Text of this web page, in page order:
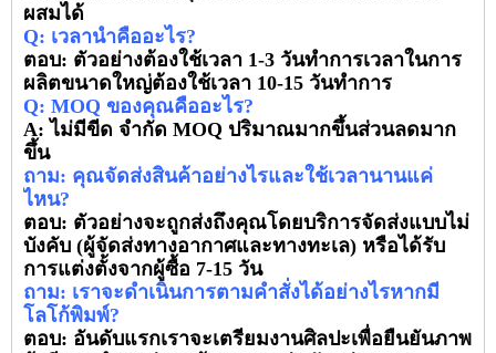
ผสมได้
Q: เวลานำคืออะไร?
ตอบ: ตัวอย่างต้องใช้เวลา 1-3 วันทำการเวลาในการ
ผลิตขนาดใหญ่ต้องใช้เวลา 10-15 วันทำการ
Q: MOQ ของคุณคืออะไร?
A: ไม่มีขีด จำกัด MOQ ปริมาณมากขึ้นส่วนลดมาก
ขึ้น
ถาม: คุณจัดส่งสินค้าอย่างไรและใช้เวลานานแค่
ไหน?
ตอบ: ตัวอย่างจะถูกส่งถึงคุณโดยบริการจัดส่งแบบไม่
บังคับ (ผู้จัดส่งทางอากาศและทางทะเล) หรือได้รับ
การแต่งตั้งจากผู้ซื้อ 7-15 วัน
ถาม: เราจะดำเนินการตามคำสั่งได้อย่างไรหากมี
โลโก้พิมพ์?
ตอบ: อันดับแรกเราจะเตรียมงานศิลปะเพื่อยืนยันภาพ